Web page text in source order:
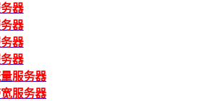
器
器
器
器
服务器
服务器